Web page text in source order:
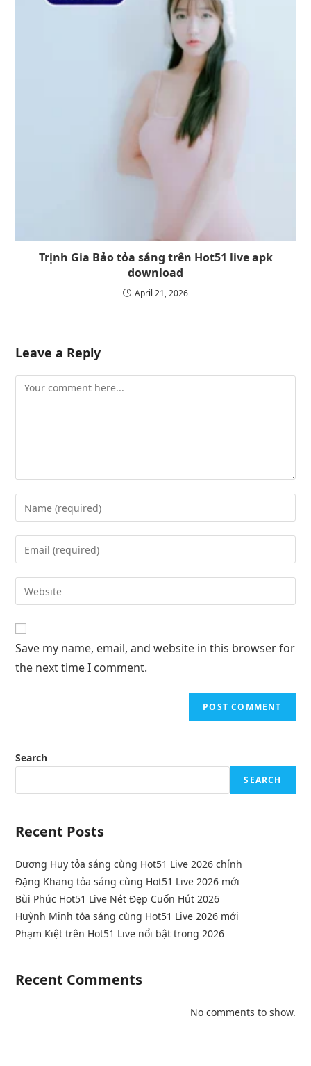
Trịnh Gia Bảo tỏa sáng trên Hot51 live apk
download
April 21, 2026
Leave a Reply
Save my name, email, and website in this browser for
the next time I comment.
Search
SEARCH
Recent Posts
Dương Huy tỏa sáng cùng Hot51 Live 2026 chính
Đặng Khang tỏa sáng cùng Hot51 Live 2026 mới
Bùi Phúc Hot51 Live Nét Đẹp Cuốn Hút 2026
Huỳnh Minh tỏa sáng cùng Hot51 Live 2026 mới
Phạm Kiệt trên Hot51 Live nổi bật trong 2026
Recent Comments
No comments to show.